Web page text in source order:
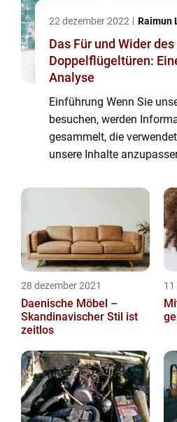
22 dezember 2022 Raimun
Das Für und Wider
Doppelflügeltüren:
Analyse
Einführung Wenn Sie
besuchen, werden
gesammelt, die
unsere Inhalte
angezeigten Anzeigen zu
Sie keine Erfassung von
28 dezember 2021
Daenische Möbel –
Skandinavischer Stil ist
zeitlos
11